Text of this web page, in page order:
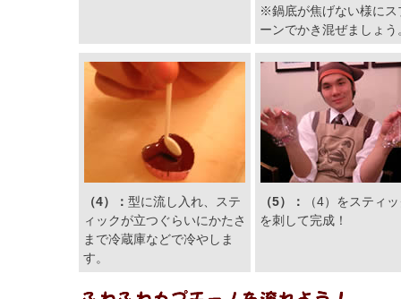
※鍋底が焦げない様にス
ーンでかき混ぜましょう
（4）： 型に流し入れ、ステ
ィックが立つぐらいにかたさ
まで冷蔵庫などで冷やしま
す。
（5）：
（4）をスティ
を刺して完成！